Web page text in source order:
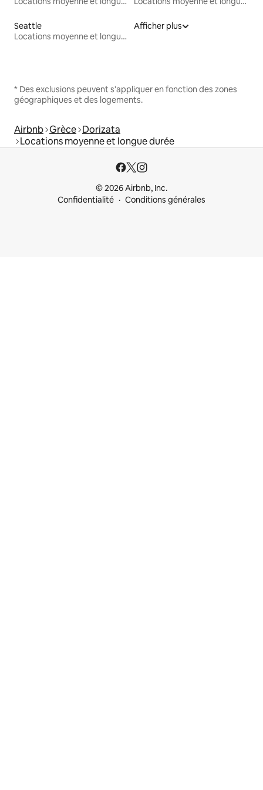
Seattle
Locations moyenne et longue durée
Afficher plus
* Des exclusions peuvent s'appliquer en fonction des zones
géographiques et des logements.
Airbnb Grèce Dorizata
Locations moyenne et longue durée
© 2026 Airbnb, Inc.
Confidentialité
Conditions générales